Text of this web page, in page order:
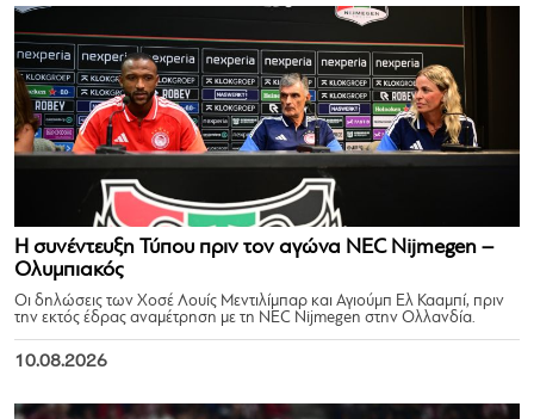
Η συνέντευξη Τύπου πριν τον αγώνα NEC Nijmegen –
Ολυμπιακός
Οι δηλώσεις των Χοσέ Λουίς Μεντιλίμπαρ και Αγιούμπ Ελ Κααμπί, πριν
την εκτός έδρας αναμέτρηση με τη NEC Nijmegen στην Ολλανδία.
10.08.2026